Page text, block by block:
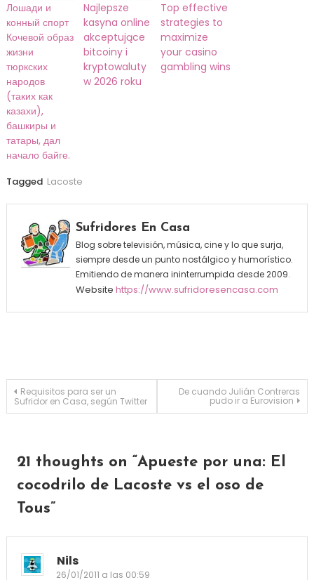
Лошади и
конный спорт
Кочевой образ
жизни
тюркских
народов
(таких как
казахи),
башкиры и
татары, дал
начало байге.
Najlepsze
kasyna online
akceptujące
bitcoiny i
kryptowaluty
w 2026 roku
Top effective
strategies to
maximize
your casino
gambling wins
Tagged Lacoste
Sufridores En Casa
Blog sobre televisión, música, cine y lo que surja,
siempre desde un punto nostálgico y humorístico.
Emitiendo de manera ininterrumpida desde 2009.
Website https://www.sufridoresencasa.com
Navegación de entradas
Requisitos para ser un
Sufridor en Casa, según Twitter
De cuando Julián Contreras
pudo ir a Eurovision
21 thoughts on “Apueste por una: El
cocodrilo de Lacoste vs el oso de
Tous”
Nils
26/01/2011 a las 00:59